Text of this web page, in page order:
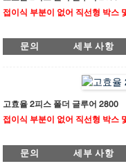
접이식 부분이 없어 직선형 박스
G-FOLD 2400 AC는 두 장의 골
대형 골판지 상자 제작에 적합하
동시에 공급하고 공압식 측면 직
기계는 좌우측에 두 개의 하부
있는데, 하나는 핫멜트 접착제 도
문의 세부 사항
고효율 2피스 폴더 글루어 2800
접이식 부분이 없어 직선형 박스
G-FOLD 2800 AC는 두 장의 골
대형 골판지 상자 제작에 적합
문의 세부 사항